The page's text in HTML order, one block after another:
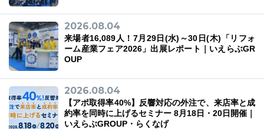
2026.08.04
来場者16,089人！7月29日(水)～30日(木)「リフォ
ーム産業フェア2026」出展レポート｜いえらぶGR
OUP
2026.08.04
【アポ取得率40%】反響対応の外注で、来店率と成
約率を同時に上げるセミナー 8月18日・20日開催｜
いえらぶGROUP・らくなげ